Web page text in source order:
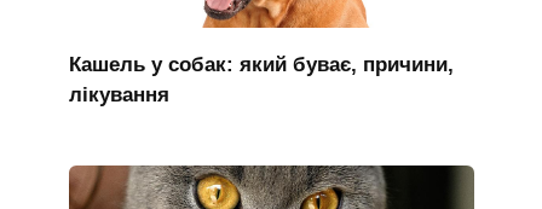
Кашель у собак: який буває, причини,
лікування